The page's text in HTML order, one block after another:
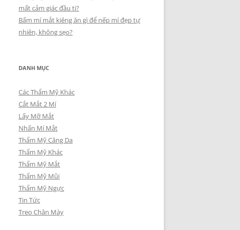
mất cảm giác đầu ti?
Bấm mí mắt kiêng ăn gì để nếp mí đẹp tự
nhiên, không sẹo?
DANH MỤC
Các Thẩm Mỹ Khác
Cắt Mắt 2 Mí
Lấy Mỡ Mắt
Nhấn Mí Mắt
Thẩm Mỹ Căng Da
Thẩm Mỹ Khác
Thẩm Mỹ Mắt
Thẩm Mỹ Mũi
Thẩm Mỹ Ngực
Tin Tức
Treo Chân Mày